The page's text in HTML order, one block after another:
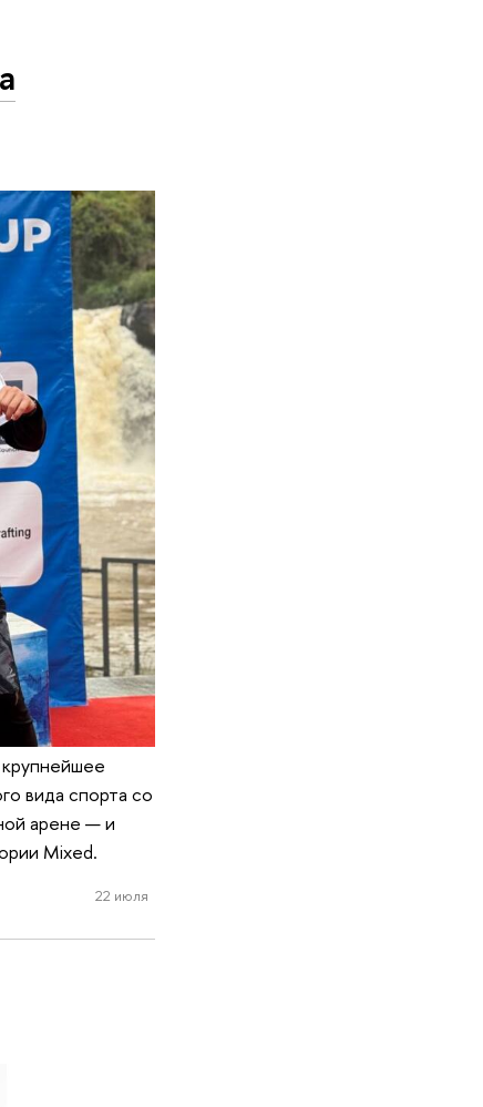
вида спорта со
арене — и
Mixed.
22 июля